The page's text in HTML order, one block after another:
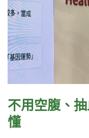
不用空腹、
懂